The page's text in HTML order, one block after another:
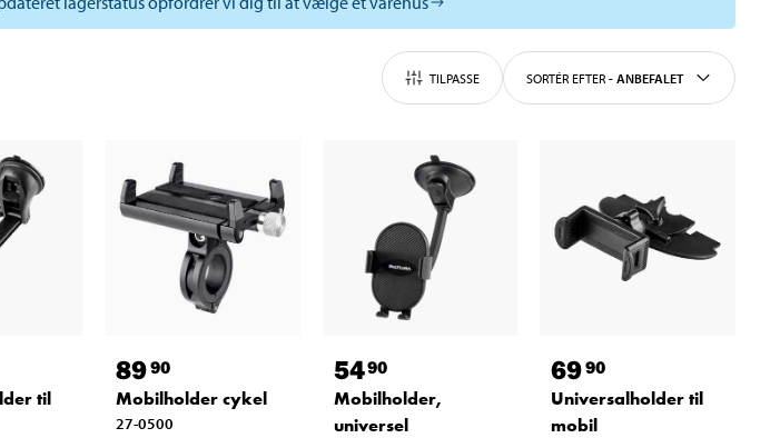
TILPASSE SORTÉR EFTER - ANBEFALET
til
8990
Mobilholder cykel
27-0500
5490
Mobilholder,
universel
6990
Universalholder til
mobil